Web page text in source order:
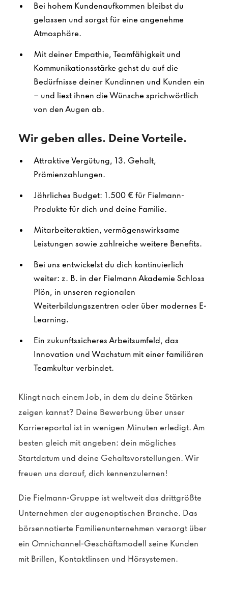
Bei hohem Kundenaufkommen bleibst du
gelassen und sorgst für eine angenehme
Atmosphäre.
Mit deiner Empathie, Teamfähigkeit und
Kommunikationsstärke gehst du auf die
Bedürfnisse deiner Kundinnen und Kunden ein
– und liest ihnen die Wünsche sprichwörtlich
von den Augen ab.
Wir geben alles. Deine Vorteile.
Attraktive Vergütung, 13. Gehalt,
Prämienzahlungen.
Jährliches Budget: 1.500 € für Fielmann-
Produkte für dich und deine Familie.
Mitarbeiteraktien, vermögenswirksame
Leistungen sowie zahlreiche weitere Benefits.
Bei uns entwickelst du dich kontinuierlich
weiter: z. B. in der Fielmann Akademie Schloss
Plön, in unseren regionalen
Weiterbildungszentren oder über modernes E-
Learning.
Ein zukunftssicheres Arbeitsumfeld, das
Innovation und Wachstum mit einer familiären
Teamkultur verbindet.
Klingt nach einem Job, in dem du deine Stärken
zeigen kannst? Deine Bewerbung über unser
Karriereportal ist in wenigen Minuten erledigt. Am
besten gleich mit angeben: dein mögliches
Startdatum und deine Gehaltsvorstellungen. Wir
freuen uns darauf, dich kennenzulernen!
Die Fielmann-Gruppe ist weltweit das drittgrößte
Unternehmen der augenoptischen Branche. Das
börsennotierte Familienunternehmen versorgt über
ein Omnichannel-Geschäftsmodell seine Kunden
mit Brillen, Kontaktlinsen und Hörsystemen.